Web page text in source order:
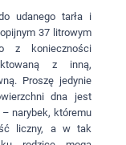
udanego tarła i
37 litrowym
z konieczności
z inną,
Proszę jedynie
dna jest
narybek, któremu
liczny, a w tak